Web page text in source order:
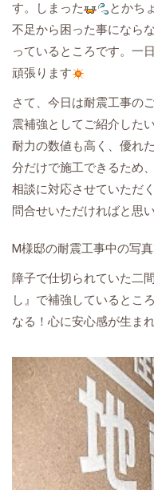
す。しまった
とかち
不足から困った事になら
っているところです。一
頑張ります
さて、今日は耐震工事の
震補強としてご紹介した
耐力の数値も高く、優れ
分だけで施工できるため
相談に対応させていただ
問合せいただければと思い
M様邸の耐震工事中の写真
障子で仕切られていた二
し』で補強しているとこ
なる！心に安心感が生まれ